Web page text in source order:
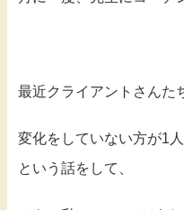
最近クライアントさんた
変化をしていない方が1
という話をして、